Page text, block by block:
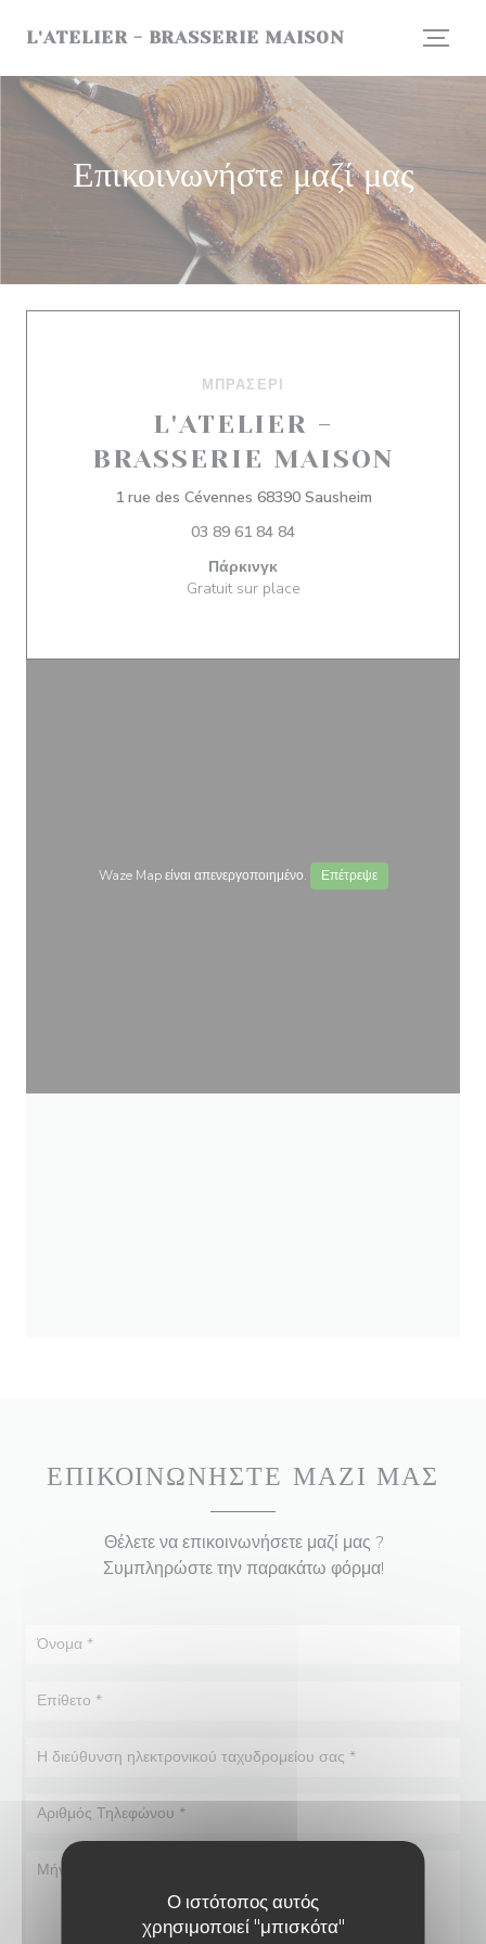
Ο ιστότοπος αυτός
χρησιμοποιεί "μπισκότα"
L'ATELIER - BRASSERIE MAISON
Επικοινωνήστε μαζί μας
ΜΠΡΑΣΕΡΊ
L'ATELIER -
BRASSERIE MAISON
1 rue des Cévennes 68390 Sausheim((ανοίγει σε
03 89 61 84 84
Πάρκινγκ
Gratuit sur place
Waze Map είναι απενεργοποιημένο. Επέτρεψε
ΕΠΙΚΟΙΝΩΝΉΣΤΕ ΜΑΖΊ ΜΑΣ
Θέλετε να επικοινωνήσετε μαζί μας ?
Συμπληρώστε την παρακάτω φόρμα!